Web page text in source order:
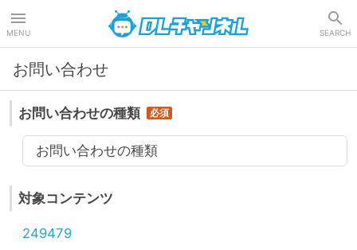
MENU SEARCH
お問い合わせ
お問い合わせの種類
お問い合わせの種類
対象コンテンツ
249479